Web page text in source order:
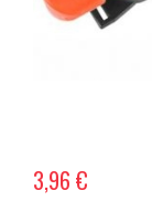
3,96 €